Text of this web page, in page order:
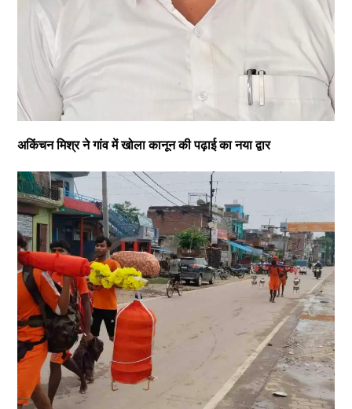
अकिंचन मिश्र ने गांव में खोला कानून की पढ़ाई का नया द्वार